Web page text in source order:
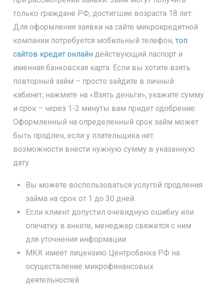
только граждане РФ, достигшие возраста 18 лет.
Для оформления заявки на сайте микрокредитной
компании потребуется мобильный телефон, топ
сайтов кредит онлайндействующий паспорт и
именная банковская карта. Если вы хотите взять
повторный займ – просто зайдите в личный
кабинет, нажмите на «Взять деньги», укажите сумму
и срок – через 1-2 минуты вам придет одобрение.
Оформленный на определенный срок займ может
быть продлен, если у плательщика нет
возможности внести нужную сумму в указанную
дату.
Вы можете воспользоваться услугой продления
займа на срок от 1 до 30 дней.
Если клиент допустил очевидную ошибку или
опечатку в анкете, менеджер свяжется с ним
для уточнения информации.
МКК имеет лицензию Центробанка РФ на
осуществление микрофинансовых
деятельностей.